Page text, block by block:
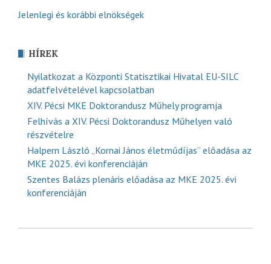
Jelenlegi és korábbi elnökségek
HÍREK
Nyilatkozat a Központi Statisztikai Hivatal EU-SILC
adatfelvételével kapcsolatban
XIV. Pécsi MKE Doktorandusz Műhely programja
Felhívás a XIV. Pécsi Doktorandusz Műhelyen való
részvételre
Halpern László „Kornai János életműdíjas” előadása az
MKE 2025. évi konferenciáján
Szentes Balázs plenáris előadása az MKE 2025. évi
konferenciáján